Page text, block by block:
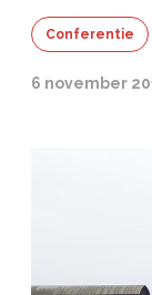
Conferentie
6 november